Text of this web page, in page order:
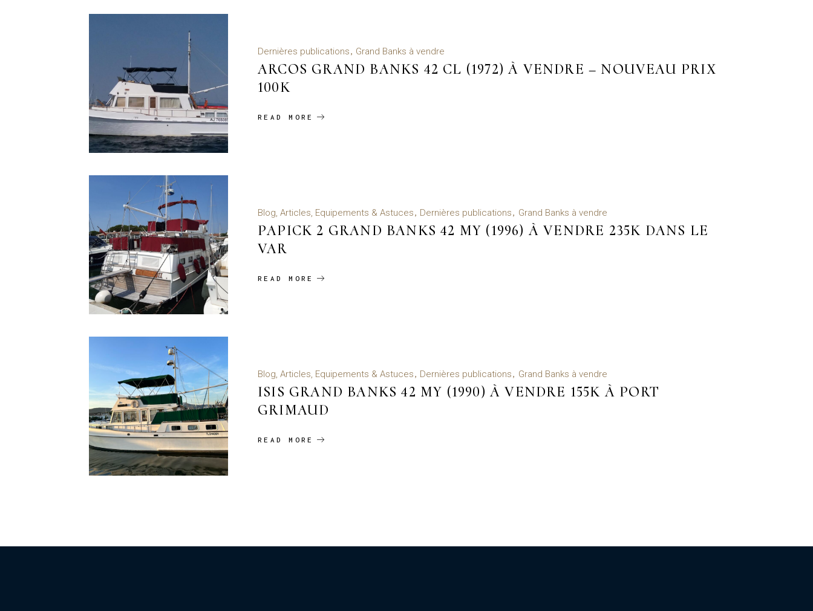
Dernières publications Grand Banks à vendre
ARCOS GRAND BANKS 42 CL (1972) À VENDRE – NOUVEAU PRIX
100K
READ MORE
Blog, Articles, Equipements & Astuces Dernières publications Grand Banks à vendre
PAPICK 2 GRAND BANKS 42 MY (1996) À VENDRE 235K DANS LE
VAR
READ MORE
Blog, Articles, Equipements & Astuces Dernières publications Grand Banks à vendre
ISIS GRAND BANKS 42 MY (1990) À VENDRE 155K À PORT
GRIMAUD
READ MORE